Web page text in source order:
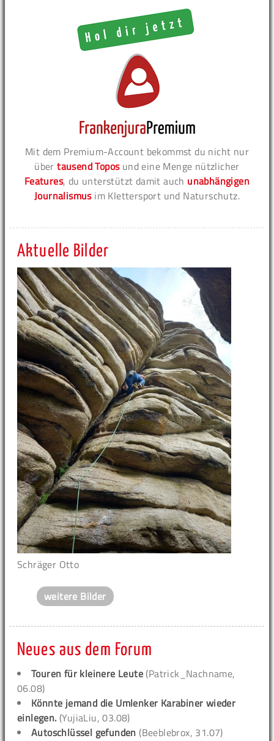
Mit dem Premium-Account bekommst du nicht nur
übertausend Toposund eine Menge nützlicher
Features, du unterstützt damit auch unabhängigen
Journalismusim Klettersport und Naturschutz.
Aktuelle Bilder
Schräger Otto
weitere Bilder
Neues aus dem Forum
Touren für kleinere Leute (Patrick_Nachname,
06.08)
Könnte jemand die Umlenker Karabiner wieder
einlegen. (YujiaLiu, 03.08)
Autoschlüssel gefunden (Beeblebrox, 31.07)